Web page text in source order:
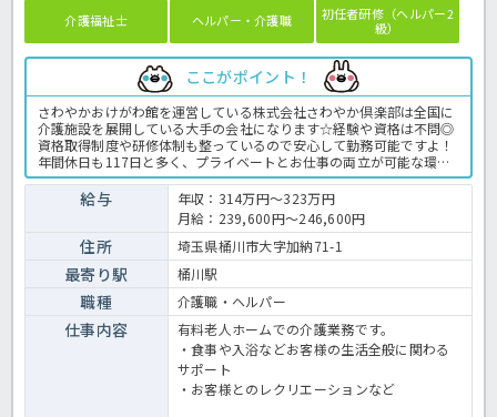
介護福祉士 ヘルパー・介護職
初任者研修（ヘルパー2
級）
ここがポイント！
さわやかおけがわ館を運営している株式会社さわやか倶楽部は全国に
介護施設を展開している大手の会社になります☆経験や資格は不問◎
資格取得制度や研修体制も整っているので安心して勤務可能ですよ！
年間休日も117日と多く、プライベートとお仕事の両立が可能な環境
になります☆定年が65歳で長く勤務することも可能で、65歳以降も条
件面は変わらずに働けるので安心の職場です〇求人が気になる方は是
非ほっ介護までお問い合わせください！有料老人ホームでの介護業務
全般です。＜介護職 正職員 有料老人ホームの求人＞
給与
年収：314万円～323万円
月給：239,600円～246,600円
住所 埼玉県桶川市大字加納71-1
最寄り駅 桶川駅
職種 介護職・ヘルパー
仕事内容
有料老人ホームでの介護業務です。
・食事や入浴などお客様の生活全般に関わる
サポート
・お客様とのレクリエーションなど